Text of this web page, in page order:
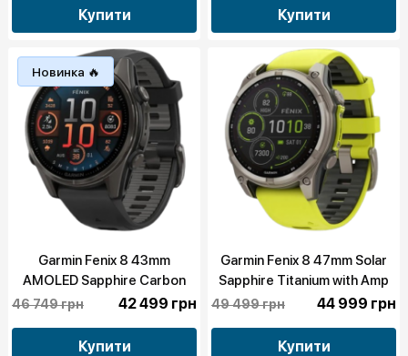
Купити
(010-02903-10/11)
Купити
Новинка 🔥
Garmin Fenix 8 43mm
AMOLED Sapphire Carbon
Gray DLC Titanium with
Band (010-02903-20/21)
46 749 грн 42 499 грн
Купити
Garmin Fenix 8 47mm Solar
Sapphire Titanium with Amp
Yellow/Graphite Silicone Band
49 499 грн 44 999 грн
Купити